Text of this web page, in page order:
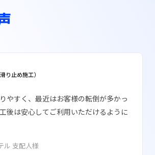
滑り止め施工）
やすく、最近はお客様の転倒が多かっ
後は安心してご利用いただけるように
ル 支配人様